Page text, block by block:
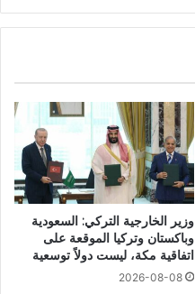
وزير الخارجية التركي: السعودية
وباكستان وتركيا الموقعة على
اتفاقية مكة، ليست دولاً توسعية
2026-08-08